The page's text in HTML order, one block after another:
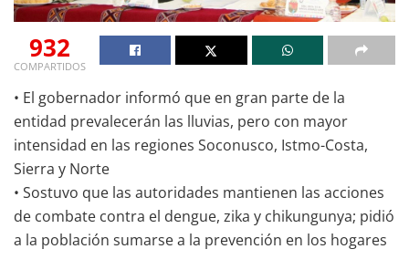
932
COMPARTIDOS
• El gobernador informó que en gran parte de la
entidad prevalecerán las lluvias, pero con mayor
intensidad en las regiones Soconusco, Istmo-Costa,
Sierra y Norte
• Sostuvo que las autoridades mantienen las acciones
de combate contra el dengue, zika y chikungunya; pidió
a la población sumarse a la prevención en los hogares